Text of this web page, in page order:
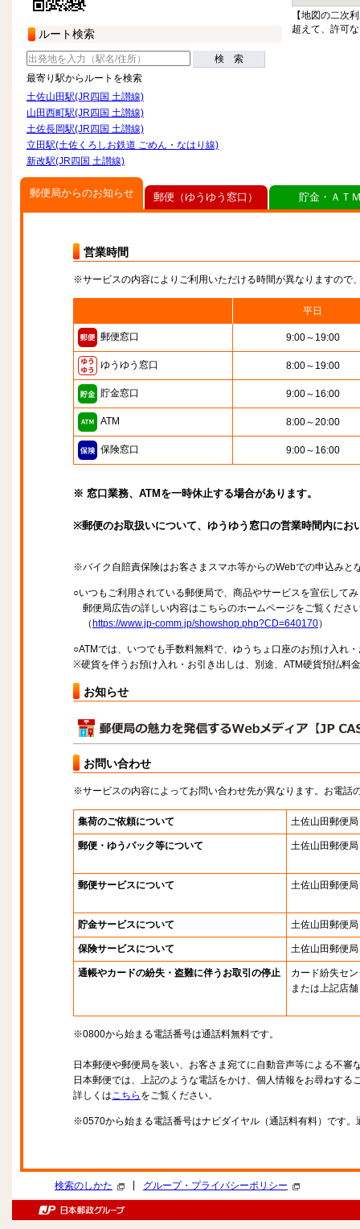
ルート検索
検 索
最寄り駅からルートを検索
土佐山田駅(JR四国 土讃線)
山田西町駅(JR四国 土讃線)
土佐長岡駅(JR四国 土讃線)
立田駅(土佐くろしお鉄道 ごめん・なはり線)
新改駅(JR四国 土讃線)
【地図の二次
超えて、許可
郵便局からのお知らせ
営業時間
※サービスの内容によりご利用いただける時間が異なりますので
平日
郵便窓口 9:00～19:00
ゆうゆう窓口 8:00～19:00
貯金窓口 9:00～16:00
ATM 8:00～20:00
保険窓口 9:00～16:00
※ 窓口業務、ATMを一時休止する場合があります。
※郵便のお取扱いについて、ゆうゆう窓口の営業時間内に
※バイク自賠責保険はお客さまスマホ等からのWebでの申込みと
○いつもご利用されている郵便局で、商品やサービスを宣伝して
郵便局広告の詳しい内容はこちらのホームページをご覧くださ
（ https://www.jp-comm.jp/showshop.php?CD=640170）
○ATMでは、いつでも手数料無料で、ゆうちょ口座のお預け入れ
※硬貨を伴うお預け入れ・お引き出しは、別途、ATM硬貨預払料
お知らせ
お問い合わせ
※サービスの内容によってお問い合わせ先が異なります。お電話
集荷のご依頼について 土佐山田郵便局
郵便・ゆうパック等について 土佐山田郵便局
郵便サービスについて 土佐山田郵便局
貯金サービスについて 土佐山田郵便局
保険サービスについて 土佐山田郵便局
通帳やカードの紛失・盗難に伴うお取引の停止
カード紛失セ
または上記店舗
※0800から始まる電話番号は通話料無料です。
日本郵便や郵便局を装い、お客さま宛てに自動音声等による不審
日本郵便では、上記のような電話をかけ、個人情報をお尋ねする
詳しくはこちら をご覧ください。
※0570から始まる電話番号はナビダイヤル（通話料有料）です
郵便（ゆうゆう窓口） 貯金・ＡＴ
検索のしかた グループ・プライバシーポリシー